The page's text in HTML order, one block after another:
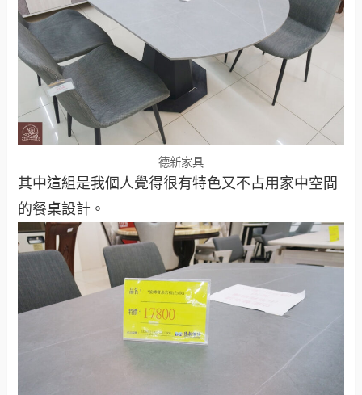
德新家具
其中這組是我個人覺得很有特色又不占用家中空間
的餐桌設計。